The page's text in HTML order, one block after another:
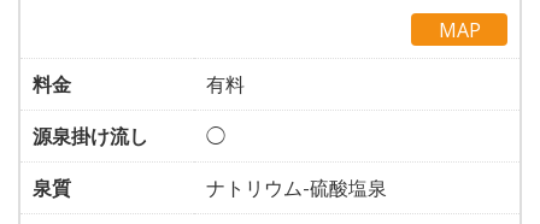
MAP
料金
有料
源泉掛け流し
◯
泉質
ナトリウム-硫酸塩泉